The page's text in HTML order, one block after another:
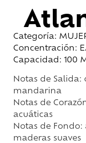
Categoría:
Concentración:
Capacidad: 100
Notas de
mandarina
Notas de
acuáticas
Notas de
maderas suaves